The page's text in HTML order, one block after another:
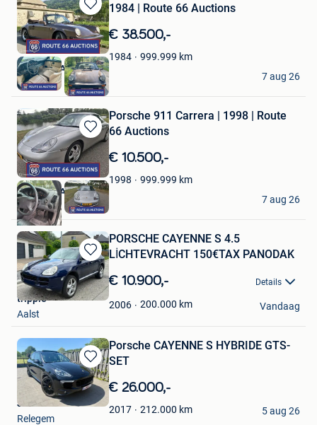
Bewaren
in
Mijn
Favorieten
1984 | Route 66 Auctions
€ 38.500,-
1984 999.999 km
Route 66 Auctions
Waalwijk
7 aug 26
Bewaren
in
Mijn
Favorieten
Porsche 911 Carrera | 1998 | Route
66 Auctions
€ 10.500,-
1998 999.999 km
Route 66 Auctions
Waalwijk
7 aug 26
Bewaren
in
Mijn
Favorieten
PORSCHE CAYENNE S 4.5
LİCHTEVRACHT 150€TAX PANODAK
€ 10.900,- Details
2006 200.000 km
tripple
Aalst
Vandaag
Bewaren
in
Mijn
Favorieten
Porsche CAYENNE S HYBRIDE GTS-
SET
€ 26.000,-
2017 212.000 km
Julian
Relegem
5 aug 26